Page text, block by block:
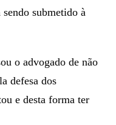
submetido à
o advogado de não
defesa dos
e desta forma ter